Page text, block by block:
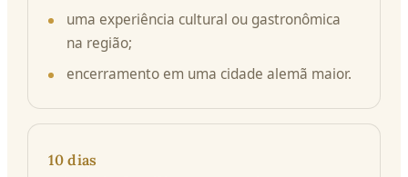
uma experiência cultural ou gastronômica
na região;
encerramento em uma cidade alemã maior.
10 dias